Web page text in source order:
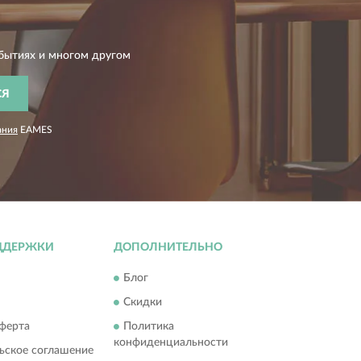
и многом другом
EAMES
соглашение
ДОПОЛНИТЕЛЬНО
Блог
Скидки
Политика
конфиденциальности